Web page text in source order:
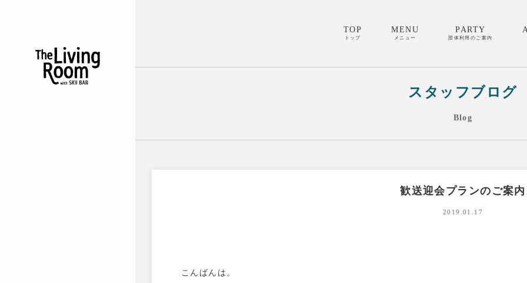
TOP
トップ
MENU
メニュー
PARTY
団体利用のご案内
スタッフブログ
Blog
歓送迎会プランのご案内
2019.01.17
こんばんは。